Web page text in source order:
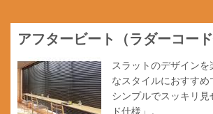
アフタービート（ラダーコード
スラットのデザイン
なスタイルにおすすめ
シンプルでスッキリ
ド仕様」。